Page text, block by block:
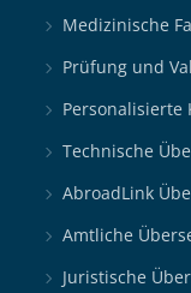
Medizinische
Prüfung und
Personalisierte
Technische
AbroadLink
Amtliche
Juristische